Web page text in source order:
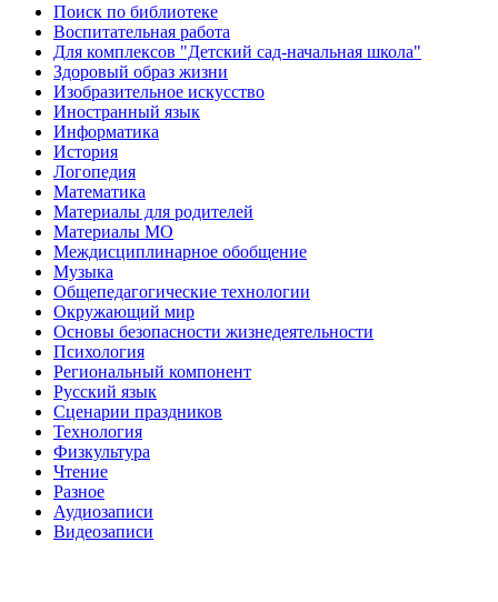
Поиск по библиотеке
Воспитательная работа
Для комплексов "Детский сад-начальная школа"
Здоровый образ жизни
Изобразительное искусство
Иностранный язык
Информатика
История
Логопедия
Математика
Материалы для родителей
Материалы МО
Междисциплинарное обобщение
Музыка
Общепедагогические технологии
Окружающий мир
Основы безопасности жизнедеятельности
Психология
Региональный компонент
Русский язык
Сценарии праздников
Технология
Физкультура
Чтение
Разное
Аудиозаписи
Видеозаписи